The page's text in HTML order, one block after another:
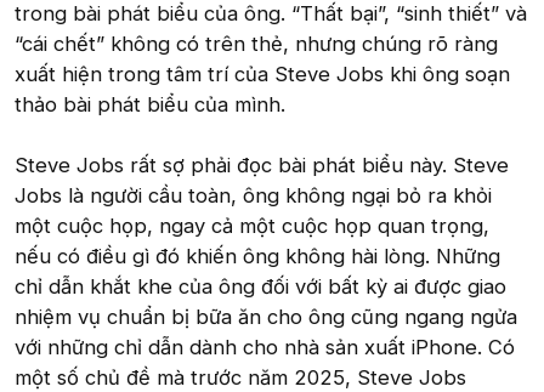
trong bài phát biểu của ông. “Thất bại”, “sinh thiết” và
“cái chết” không có trên thẻ, nhưng chúng rõ ràng
xuất hiện trong tâm trí của Steve Jobs khi ông soạn
thảo bài phát biểu của mình.
Steve Jobs rất sợ phải đọc bài phát biểu này. Steve
Jobs là người cầu toàn, ông không ngại bỏ ra khỏi
một cuộc họp, ngay cả một cuộc họp quan trọng,
nếu có điều gì đó khiến ông không hài lòng. Những
chỉ dẫn khắt khe của ông đối với bất kỳ ai được giao
nhiệm vụ chuẩn bị bữa ăn cho ông cũng ngang ngửa
với những chỉ dẫn dành cho nhà sản xuất iPhone. Có
một số chủ đề mà trước năm 2025, Steve Jobs